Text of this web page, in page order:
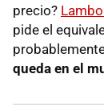
precio?
pide el
queda en el